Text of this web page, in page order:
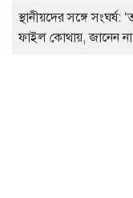
স্থানীয়দের সঙ্গে সংঘর্ষ:
ফাইল কোথায়, জানেন